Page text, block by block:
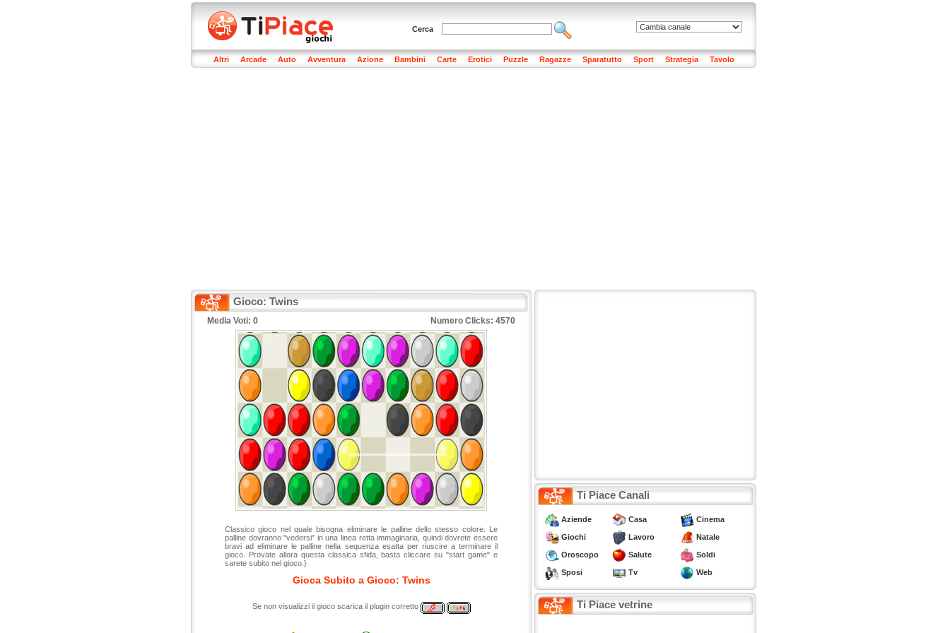
Cerca
Altri Arcade Auto Avventura Azione Bambini Carte Erotici Puzzle Ragazze Sparatutto Sport Strategia Tavolo
Gioco: Twins
Numero Clicks: 4570
Media Voti: 0
Classico gioco nel quale bisogna eliminare le palline dello stesso colore. Le
palline dovranno "vedersi" in una linea retta immaginaria, quindi dovrete essere
bravi ad eliminare le palline nella sequenza esatta per riuscire a terminare il
gioco. Provate allora questa classica sfida, basta cliccare su "start game" e
sarete subito nel gioco.}
Gioca Subito a Gioco: Twins
Se non visualizzi il gioco scarica il plugin corretto
Ti Piace Canali
Aziende Casa Cinema
Giochi Lavoro Natale
Oroscopo Salute Soldi
Sposi Tv Web
Ti Piace vetrine